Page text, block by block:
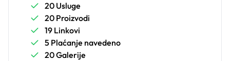
20 Usluge
20 Proizvodi
19 Linkovi
5 Plaćanje navedeno
20 Galerije